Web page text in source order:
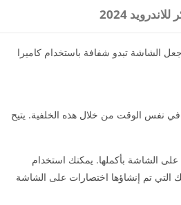
الشاشة تبدو شفافة باستخدام كاميرا
نفس الوقت من خلال هذه الخلفية. يتيح
على الشاشة بأكملها. يمكنك استخدام
التي تم إنشاؤها اختصارات على الشاشة